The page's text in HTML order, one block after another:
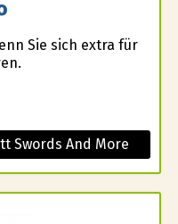
Sie sich extra für
Swords And More